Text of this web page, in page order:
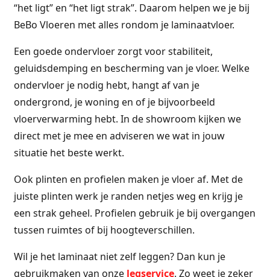
“het ligt” en “het ligt strak”. Daarom helpen we je bij
BeBo Vloeren met alles rondom je laminaatvloer.
Een goede ondervloer zorgt voor stabiliteit,
geluidsdemping en bescherming van je vloer. Welke
ondervloer je nodig hebt, hangt af van je
ondergrond, je woning en of je bijvoorbeeld
vloerverwarming hebt. In de showroom kijken we
direct met je mee en adviseren we wat in jouw
situatie het beste werkt.
Ook plinten en profielen maken je vloer af. Met de
juiste plinten werk je randen netjes weg en krijg je
een strak geheel. Profielen gebruik je bij overgangen
tussen ruimtes of bij hoogteverschillen.
Wil je het laminaat niet zelf leggen? Dan kun je
gebruikmaken van onze legservice. Zo weet je zeker